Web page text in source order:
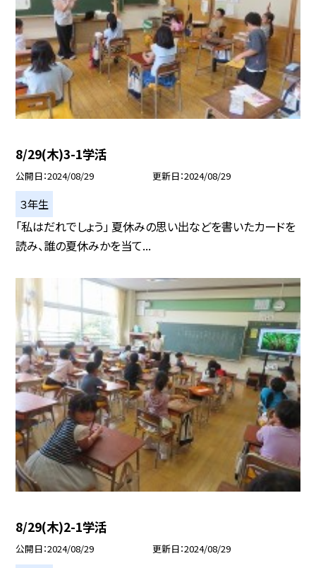
8/29(木)3-1学活
公開日 2024/08/29 更新日 2024/08/29
３年生
「私はだれでしょう」 夏休みの思い出などを書いたカードを
読み、誰の夏休みかを当て...
8/29(木)2-1学活
公開日 2024/08/29 更新日 2024/08/29